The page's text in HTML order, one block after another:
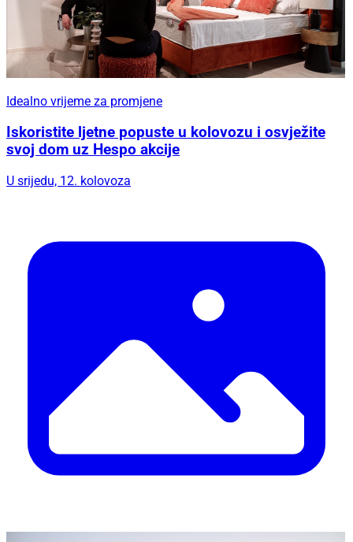
Idealno vrijeme za promjene
Iskoristite ljetne popuste u kolovozu i osvježite
svoj dom uz Hespo akcije
U srijedu, 12. kolovoza